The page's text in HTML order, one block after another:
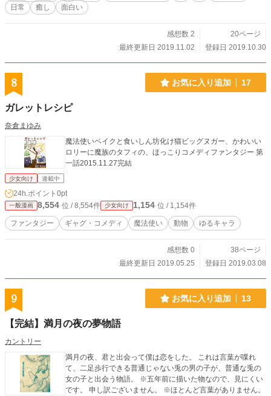
日常 癒し 面白い
感想数 2
20ページ
最終更新日 2019.11.02
登録日 2019.10.30
8 お気に入り追加 17
ガレットレシピ
奈倉まゆみ
魔法使いベイクと食いしん坊化け猫ビッグヌガー、かわいい
ロリーに魔族のタフィの、ほっこりコメディファンタジー 第
一話2015.11.27完結
少女向け 連載中
24h.ポイント 0pt
一般漫画 8,554 位 / 8,554件 少女向け 1,154 位 / 1,154件
ファンタジー ギャグ・コメディ 魔法使い 動物 ゆるキャラ
感想数 0
38ページ
最終更新日 2019.05.25
登録日 2019.03.08
9 お気に入り追加 13
【完結】満月の夜の夢物語
カントリー
満月の夜、君と出会って僕は恋をした。 これは言葉が喋れ
て、二足歩行できる普通じゃない兎の男の子が、普通な兎の
女の子と出会う物語。 ※五年前に描いた物なので、見にくい
です。 申し訳ございません。 ※ほとんど言葉がありません。